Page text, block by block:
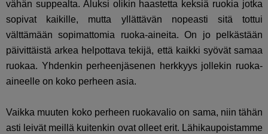
vähän suppealta. Aluksi olikin haastetta keksiä ruokia jotka
sopivat kaikille, mutta yllättävän nopeasti sitä tottui
välttämään sopimattomia ruoka-aineita. On jo pelkästään
päivittäistä arkea helpottava tekijä, että kaikki syövät samaa
ruokaa. Yhdenkin perheenjäsenen herkkyys jollekin ruoka-
aineelle on koko perheen asia.
Vaikka muuten koko perheen ruokavalio on sama, niin tähän
asti leivät meillä kuitenkin ovat olleet erit. Lähikaupoistamme